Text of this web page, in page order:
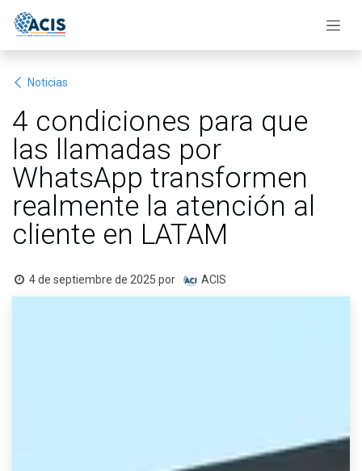
Noticias
4 condiciones para que
las llamadas por
WhatsApp transformen
realmente la atención al
cliente en LATAM
4 de septiembre de 2025 por ACIS